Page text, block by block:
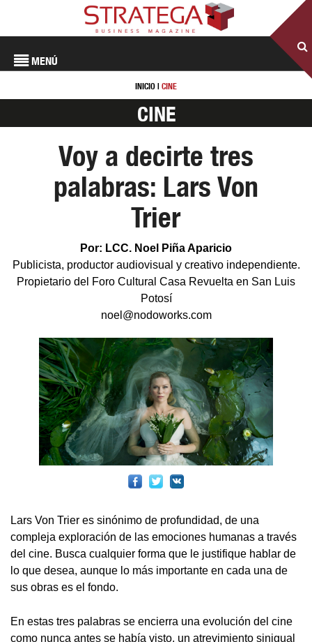
MENÚ
INICIO | CINE
CINE
Voy a decirte tres
palabras: Lars Von
Trier
Por: LCC. Noel Piña Aparicio
Publicista, productor audiovisual y creativo independiente.
Propietario del Foro Cultural Casa Revuelta en San Luis
Potosí
noel@nodoworks.com
Lars Von Trier es sinónimo de profundidad, de una
compleja exploración de las emociones humanas a través
del cine. Busca cualquier forma que le justifique hablar de
lo que desea, aunque lo más importante en cada una de
sus obras es el fondo.
En estas tres palabras se encierra una evolución del cine
como nunca antes se había visto, un atrevimiento sinigual